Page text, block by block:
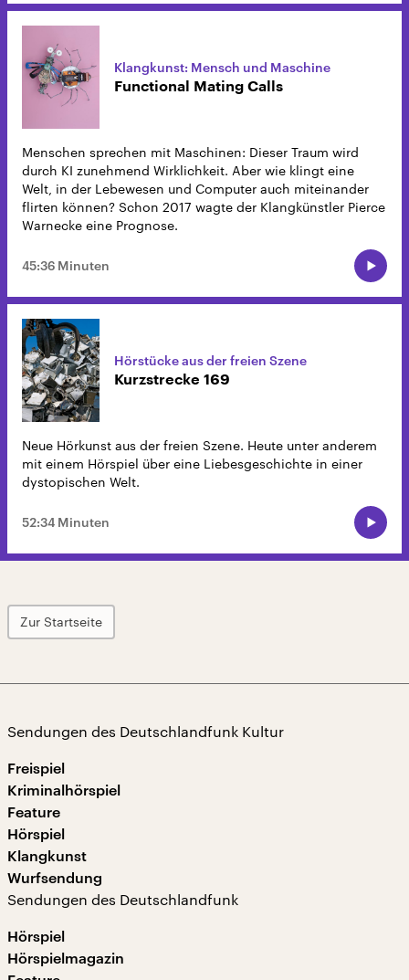
Klangkunst: Mensch und Maschine
Functional Mating Calls
Menschen sprechen mit Maschinen: Dieser Traum wird
durch KI zunehmend Wirklichkeit. Aber wie klingt eine
Welt, in der Lebewesen und Computer auch miteinander
flirten können? Schon 2017 wagte der Klangkünstler Pierce
Warnecke eine Prognose.
45:36 Minuten
Hörstücke aus der freien Szene
Kurzstrecke 169
Neue Hörkunst aus der freien Szene. Heute unter anderem
mit einem Hörspiel über eine Liebesgeschichte in einer
dystopischen Welt.
52:34 Minuten
Zur Startseite
Sendungen des Deutschlandfunk Kultur
Freispiel
Kriminalhörspiel
Feature
Hörspiel
Klangkunst
Wurfsendung
Sendungen des Deutschlandfunk
Hörspiel
Hörspielmagazin